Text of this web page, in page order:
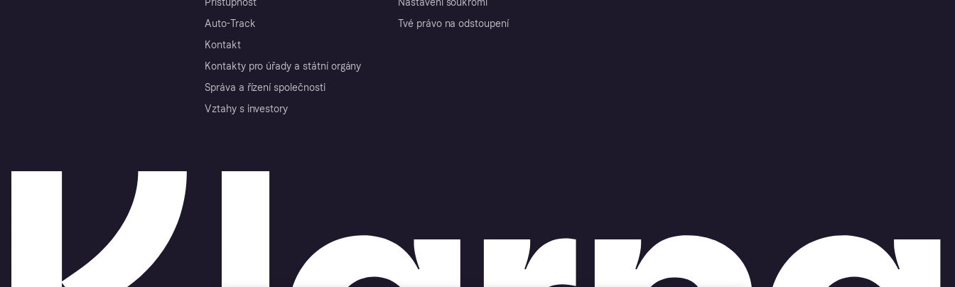
Přístupnost
Auto-Track
Kontakt
Kontakty pro úřady a státní orgány
Správa a řízení společnosti
Vztahy s investory
Nastavení soukromí
Tvé právo na odstoupení